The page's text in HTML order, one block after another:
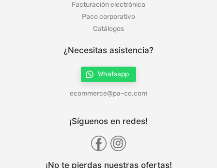
Facturación electrónica
Paco corporativo
Catálogos
¿Necesitas asistencia?
Whatsapp
ecommerce@pa-co.com
¡Síguenos en redes!
¡No te pierdas nuestras ofertas!